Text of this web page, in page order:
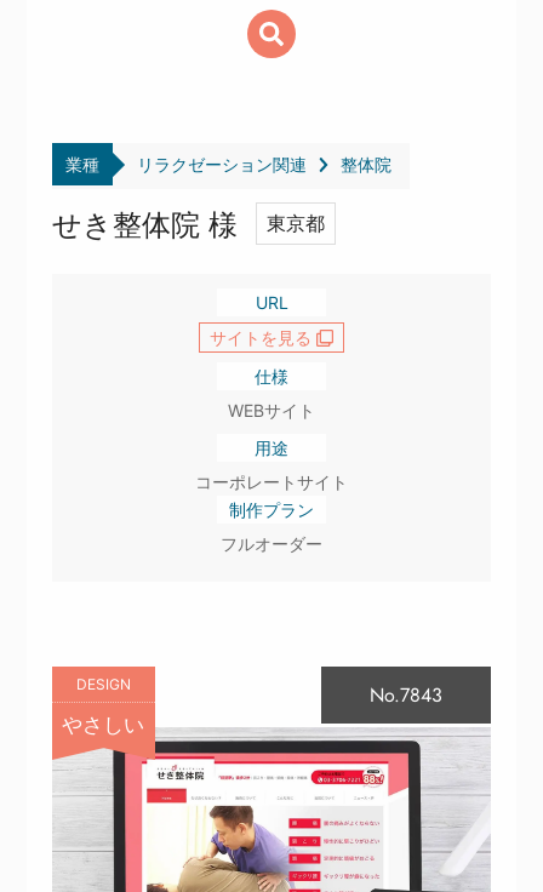
業種 リラクゼーション関連 整体院
せき整体院 様 東京都
URL
サイトを見る
仕様
WEBサイト
用途
コーポレートサイト
制作プラン
フルオーダー
DESIGN
やさしい
No.7843